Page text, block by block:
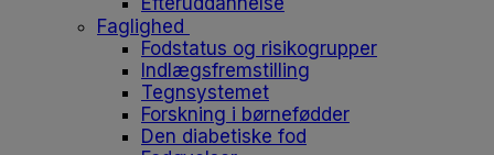
Faglighed
Fodstatus og risikogrupper
Indlægsfremstilling
Tegnsystemet
Forskning i børnefødder
Den diabetiske fod